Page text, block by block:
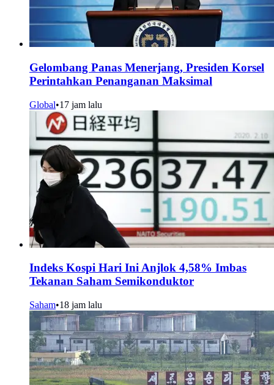
Gelombang Panas Menerjang, Presiden Korsel
Perintahkan Penanganan Maksimal
Global•17 jam lalu
Indeks Kospi Hari Ini Anjlok 4,58% Imbas
Tekanan Saham Semikonduktor
Saham•18 jam lalu